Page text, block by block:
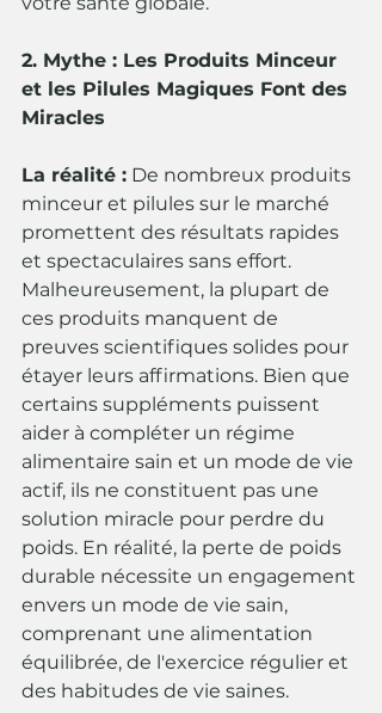
2. Mythe : Les Produits Minceur
et les Pilules Magiques Font des
Miracles
La réalité : De nombreux produits
minceur et pilules sur le marché
promettent des résultats rapides
et spectaculaires sans effort.
Malheureusement, la plupart de
ces produits manquent de
preuves scientifiques solides pour
étayer leurs affirmations. Bien que
certains suppléments puissent
aider à compléter un régime
alimentaire sain et un mode de vie
actif, ils ne constituent pas une
solution miracle pour perdre du
poids. En réalité, la perte de poids
durable nécessite un engagement
envers un mode de vie sain,
comprenant une alimentation
équilibrée, de l'exercice régulier et
des habitudes de vie saines.